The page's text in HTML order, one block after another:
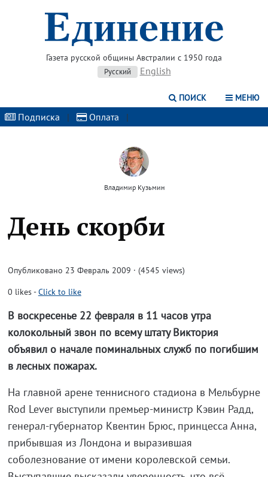
Газета русской общины Австралии с 1950 года
Русский English
ПОИСК МЕНЮ
Подписка | Оплата |
Владимир Кузьмин
День скорби
Опубликовано 23 Февраль 2009 · (4545 views)
0 likes-Click to like
В воскресенье 22 февраля в 11 часов утра
колокольный звон по всему штату Виктория
объявил о начале поминальных служб по погибшим
в лесных пожарах.
На главной арене теннисного стадиона в Мельбурне
Rod Lever выступили премьер-министр Кэвин Радд,
генерал-губернатор Квентин Брюс, принцесса Анна,
прибывшая из Лондона и выразившая
соболезнование от имени королевской семьи.